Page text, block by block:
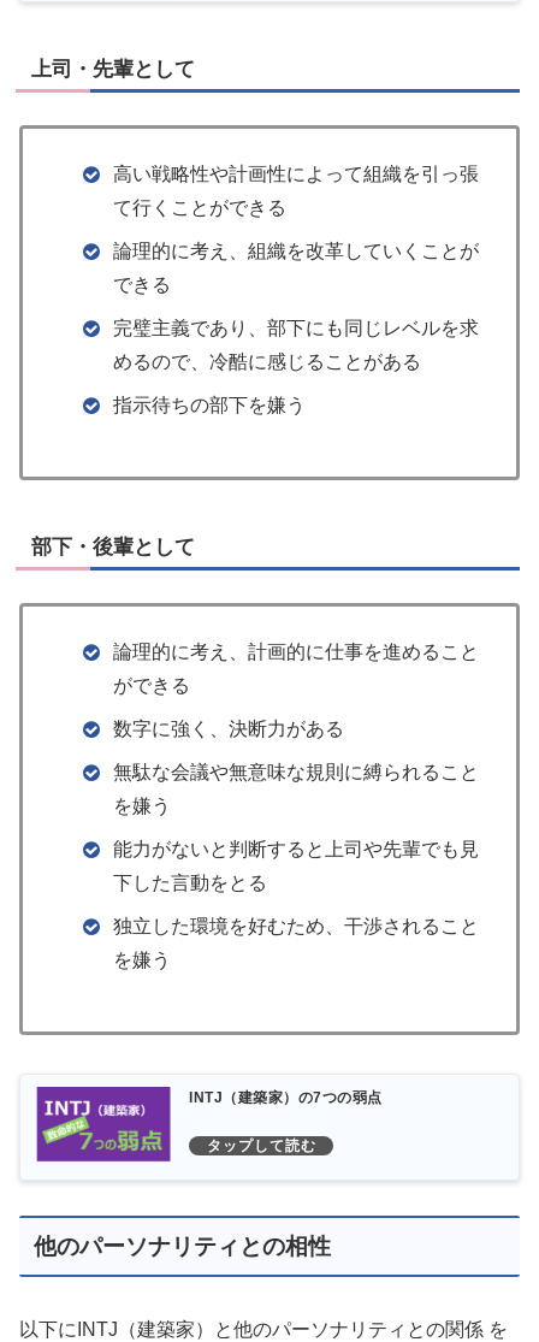
上司・先輩として
高い戦略性や計画性によって組織を引っ張
て行くことができる
論理的に考え、組織を改革していくことが
できる
完璧主義であり、部下にも同じレベルを求
めるので、冷酷に感じることがある
指示待ちの部下を嫌う
部下・後輩として
論理的に考え、計画的に仕事を進めること
ができる
数字に強く、決断力がある
無駄な会議や無意味な規則に縛られること
を嫌う
能力がないと判断すると上司や先輩でも見
下した言動をとる
独立した環境を好むため、干渉されること
を嫌う
INTJ（建築家）の7つの弱点
他のパーソナリティとの相性
以下にINTJ（建築家）と他のパーソナリティとの関係 を